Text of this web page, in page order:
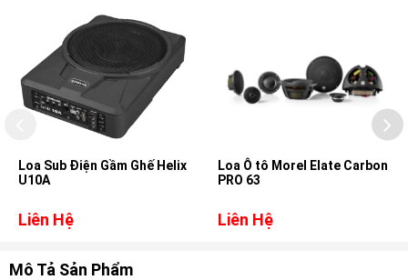
Loa Sub Điện Gầm Ghế Helix
U10A
Liên Hệ
Loa Ô tô Morel Elate Carbon
PRO 63
Liên Hệ
Mô Tả Sản Phẩm